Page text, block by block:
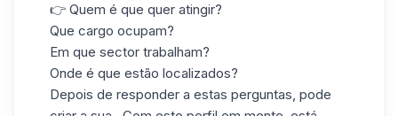
👉 Quem é que quer atingir?
Que cargo ocupam?
Em que sector trabalham?
Onde é que estão localizados?
Depois de responder a estas perguntas, pode